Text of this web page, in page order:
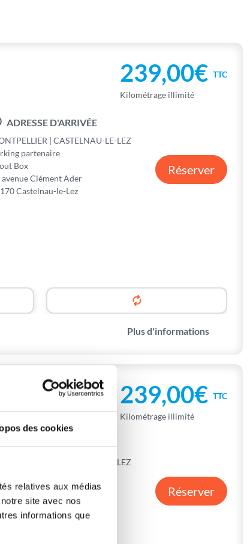
des cookies
relatives aux médias
site avec nos
informations que
239,00€ TTC
Kilométrage illimité
ADRESSE D'ARRIVÉE
| CASTELNAU-LE-LEZ
partenaire
Box
avenue Clément Ader
Castelnau-le-Lez
Réserver
Plus d'informations
239,00€ TTC
Kilométrage illimité
ADRESSE D'ARRIVÉE
| CASTELNAU-LE-LEZ
Box
Clément Ader
Castelnau-le-Lez
Réserver